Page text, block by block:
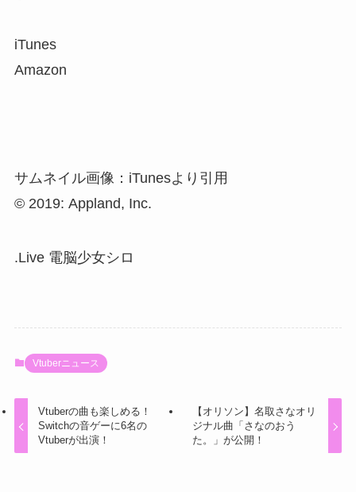
iTunes
Amazon
サムネイル画像：iTunesより引用
© 2019: Appland, Inc.
.Live電脳少女シロ
Vtuberニュース
Vtuberの曲も楽しめる！
Switchの音ゲーに6名の
Vtuberが出演！
【オリソン】名取さなオリ
ジナル曲「さなのおう
た。」が公開！